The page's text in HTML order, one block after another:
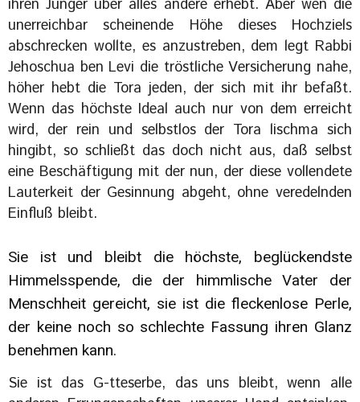
ihren Jünger über alles andere erhebt. Aber wen die
unerreichbar scheinende Höhe dieses Hochziels
abschrecken wollte, es anzustreben, dem legt Rabbi
Jehoschua ben Levi die tröstliche Versicherung nahe,
höher hebt die Tora jeden, der sich mit ihr befaßt.
Wenn das höchste Ideal auch nur von dem erreicht
wird, der rein und selbstlos der Tora lischma sich
hingibt, so schließt das doch nicht aus, daß selbst
eine Beschäftigung mit der nun, der diese vollendete
Lauterkeit der Gesinnung abgeht, ohne veredelnden
Einfluß bleibt.
Sie ist und bleibt die höchste, beglückendste
Himmelsspende, die der himmlische Vater der
Menschheit gereicht, sie ist die fleckenlose Perle,
der keine noch so schlechte Fassung ihren Glanz
benehmen kann.
Sie ist das G-tteserbe, das uns bleibt, wenn alle